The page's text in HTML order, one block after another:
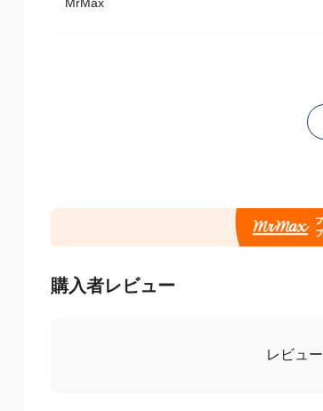
購入者レビュー